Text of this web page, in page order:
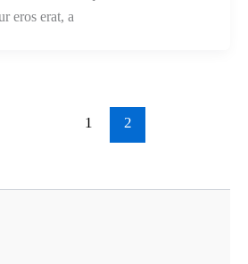
eros erat, a
1 2